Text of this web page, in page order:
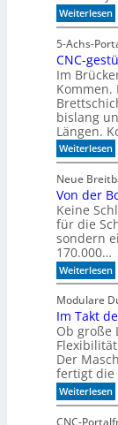
a
u
f
P
l
t
z
1
7
e
n
f
ü
r
d
i
e
H
o
l
b
e
a
r
b
e
t
u
n
g
Weiterlesen:
l
c
o
e
t
o
F
o
r
m
u
l
a
D
r
i
l
l
5-Achs-
CNC-
Im
Kommen.
bislang
Längen.
Weiterlesen:
C
N
C
-
g
e
s
t
ü
t
z
t
i
d
e
r
Z
e
i
t
Neue
Von der
Keine
für die
sondern
170.000…
Weiterlesen:
V
o
n
d
e
r
B
o
r
k
e
z
Modulare
Im Takt
Ob große
Der
fertigt die
Weiterlesen:
I
CNC-